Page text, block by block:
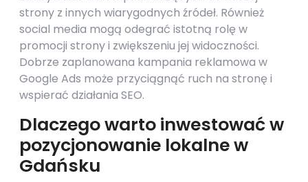
strony z innych wiarygodnych źródeł. Również
social media mogą odegrać istotną rolę w
promocji strony i zwiększeniu jej widoczności.
Dobrze zaplanowana kampania reklamowa w
Google Ads może przyciągnąć ruch na stronę i
wspierać działania SEO.
Dlaczego warto inwestować w
pozycjonowanie lokalne w
Gdańsku